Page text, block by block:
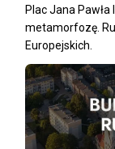
Plac Jana
metamorfozę.
Europejskich.